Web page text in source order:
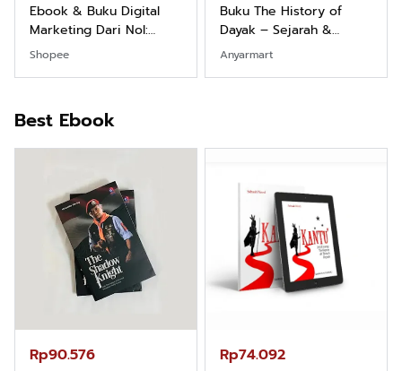
Ebook & Buku Digital
Marketing Dari Nol:
Fondasi & Mindset untuk
Pemula
Shopee
Buku The History of
Dayak – Sejarah &
Identitas Borneo Asli
Anyarmart
Best Ebook
Rp90.576 Rp74.092